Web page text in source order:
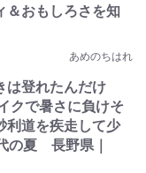
＆おもしろさを知
あめのちはれ
は登れたんだけ
クで暑さに負けそ
利道を疾走して少
の夏 長野県｜